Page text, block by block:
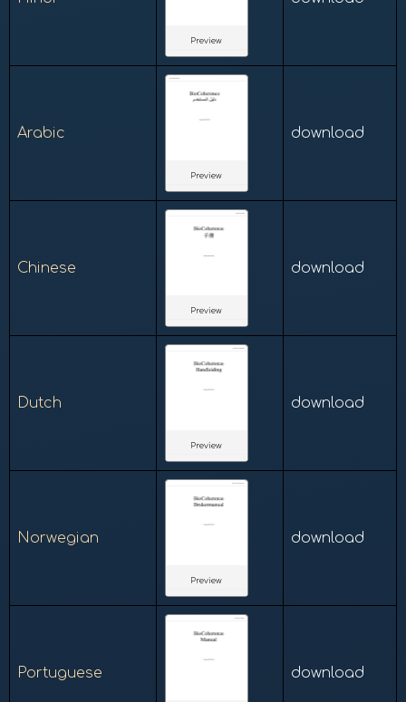
Preview
Arabic
Preview
download
Chinese
Preview
download
Dutch
Preview
download
Norwegian
Preview
download
Portuguese download